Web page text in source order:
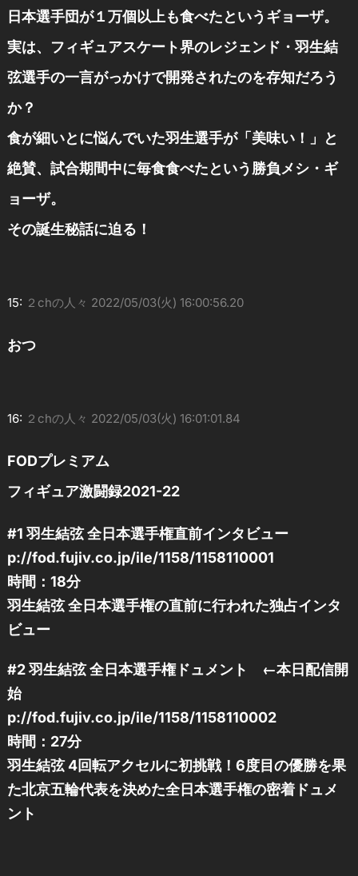
日本選手団が１万個以上も食べたというギョーザ。
実は、フィギュアスケート界のレジェンド・羽生結
弦選手の一言がっかけで開発されたのを存知だろう
か？
食が細いとに悩んでいた羽生選手が「美味い！」と
絶賛、試合期間中に毎食食べたという勝負メシ・ギ
ョーザ。
その誕生秘話に迫る！
15: ２chの人々 2022/05/03(火) 16:00:56.20
おつ
16: ２chの人々 2022/05/03(火) 16:01:01.84
FODプレミアム
フィギュア激闘録2021-22
#1 羽生結弦 全日本選手権直前インタビュー
p://fod.fujiv.co.jp/ile/1158/1158110001
時間：18分
羽生結弦 全日本選手権の直前に行われた独占インタ
ビュー
#2 羽生結弦 全日本選手権ドュメント ←本日配信開
始
p://fod.fujiv.co.jp/ile/1158/1158110002
時間：27分
羽生結弦 4回転アクセルに初挑戦！6度目の優勝を果
た北京五輪代表を決めた全日本選手権の密着ドュメ
ント